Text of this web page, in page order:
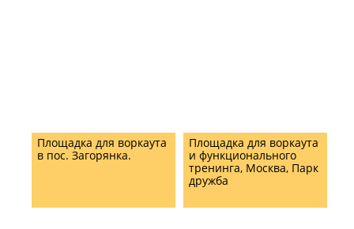
Площадка для воркаута
в пос. Загорянка.
Площадка для воркаута
и функционального
тренинга, Москва, Парк
дружба